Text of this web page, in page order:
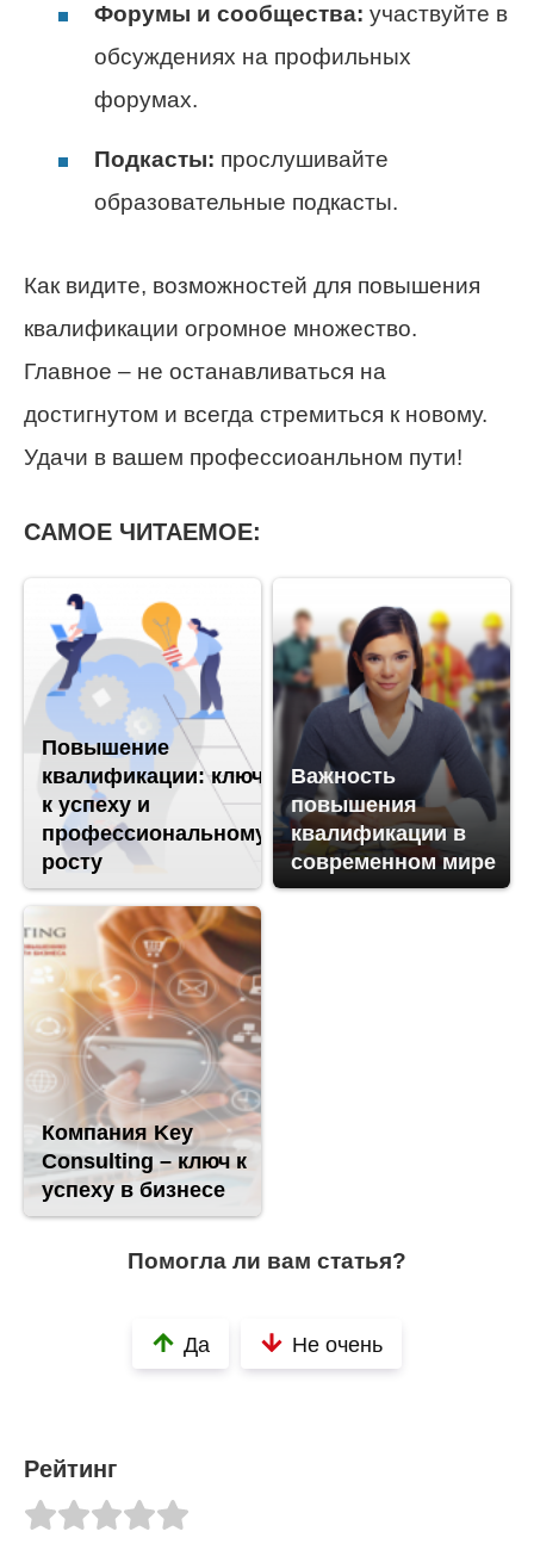
Форумы и сообщества: участвуйте в
обсуждениях на профильных
форумах.
Подкасты: прослушивайте
образовательные подкасты.
Как видите, возможностей для повышения
квалификации огромное множество.
Главное – не останавливаться на
достигнутом и всегда стремиться к новому.
Удачи в вашем профессиоанльном пути!
САМОЕ ЧИТАЕМОЕ:
Повышение
квалификации: ключ
к успеху и
профессиональному
росту
Важность
повышения
квалификации в
современном мире
Компания Key
Consulting – ключ к
успеху в бизнесе
Помогла ли вам статья?
Да Не очень
Рейтинг